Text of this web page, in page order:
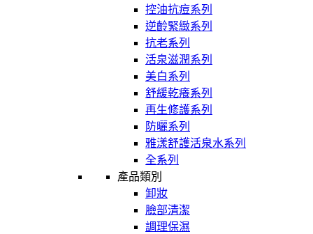
控油抗痘系列
逆齡緊緻系列
抗老系列
活泉滋潤系列
美白系列
舒緩乾癢系列
再生修護系列
防曬系列
雅漾舒護活泉水系列
全系列
產品類別
卸妝
臉部清潔
調理保濕